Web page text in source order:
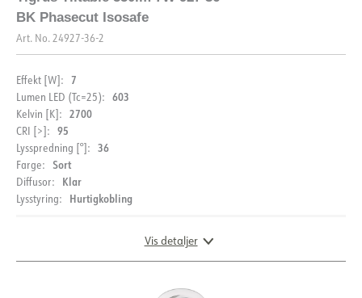
BK Phasecut Isosafe
Art. No. 24927-36-2
Effekt [W]: 7
Lumen LED (Tc=25): 603
Kelvin [K]: 2700
CRI [>]: 95
Lysspredning [°]: 36
Farge: Sort
Diffusor: Klar
Lysstyring: Hurtigkobling
Vis detaljer